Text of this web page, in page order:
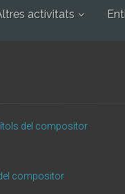
activitats
del compositor
compositor